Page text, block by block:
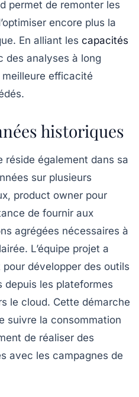
permet de remonter les
encore plus la
En alliant les capacités
des analyses à long
efficacité
historiques
réside également dans sa
sur plusieurs
product owner pour
de fournir aux
agrégées nécessaires à
L’équipe projet a
développer des outils
depuis les plateformes
le cloud. Cette démarche
suivre la consommation
de réaliser des
avec les campagnes de